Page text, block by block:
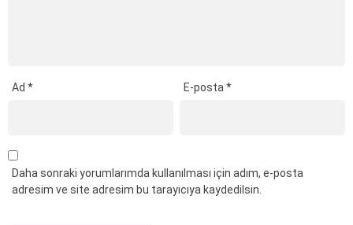
Ad * E-posta*
Daha sonraki yorumlarımda kullanılması için adım, e-posta
adresim ve site adresim bu tarayıcıya kaydedilsin.